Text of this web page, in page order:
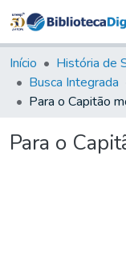
Início História de
Busca Integrada
Para o